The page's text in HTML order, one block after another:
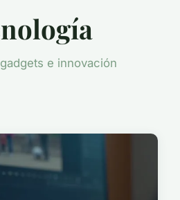
e innovación